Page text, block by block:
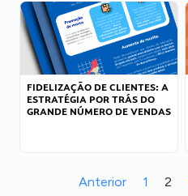
FIDELIZAÇÃO DE CLIENTES: A
ESTRATÉGIA POR TRÁS DO
GRANDE NÚMERO DE VENDAS
Anterior 1 2